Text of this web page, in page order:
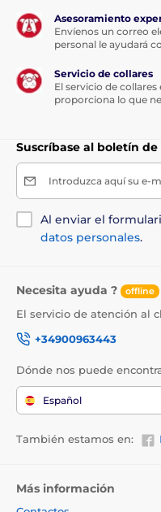
Asesoramiento
Envíenos un correo
personal le ayudará
Servicio de collares
El servicio de
proporciona lo que
Suscríbase al boletín
Introduzca aquí su e-
Al enviar el
datos personales.
Necesita ayuda ? offline
El servicio de atención al
+34900963443
Dónde nos puede
Español
También estamos en:
Más información